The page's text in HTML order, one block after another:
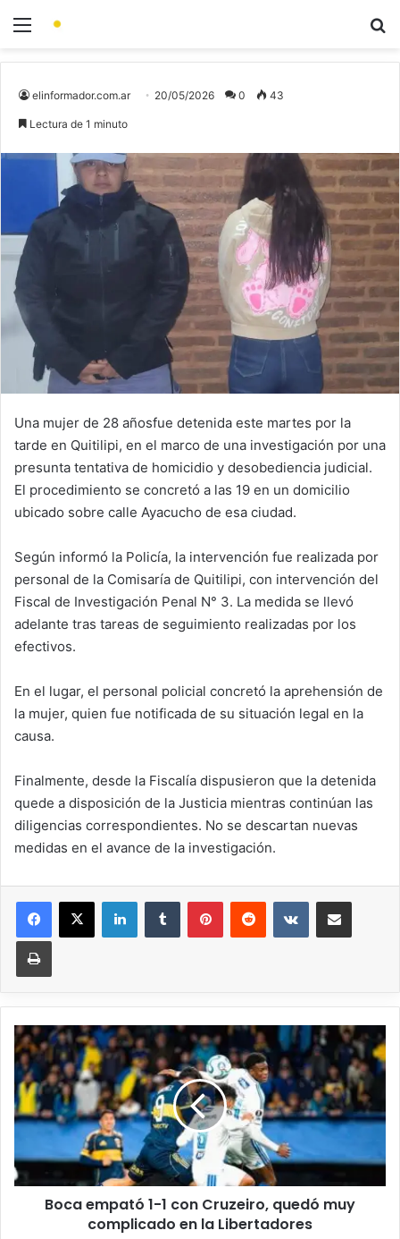
elinformador.com.ar 20/05/2026 0 43
Lectura de 1 minuto
Una mujer de 28 añosfue detenida este martes por la
tarde en Quitilipi, en el marco de una investigación por una
presunta tentativa de homicidio y desobediencia judicial.
El procedimiento se concretó a las 19 en un domicilio
ubicado sobre calle Ayacucho de esa ciudad.
Según informó la Policía, la intervención fue realizada por
personal de la Comisaría de Quitilipi, con intervención del
Fiscal de Investigación Penal N° 3. La medida se llevó
adelante tras tareas de seguimiento realizadas por los
efectivos.
En el lugar, el personal policial concretó la aprehensión de
la mujer, quien fue notificada de su situación legal en la
causa.
Finalmente, desde la Fiscalía dispusieron que la detenida
quede a disposición de la Justicia mientras continúan las
diligencias correspondientes. No se descartan nuevas
medidas en el avance de la investigación.
Boca empató 1-1 con Cruzeiro, quedó muy
complicado en la Libertadores